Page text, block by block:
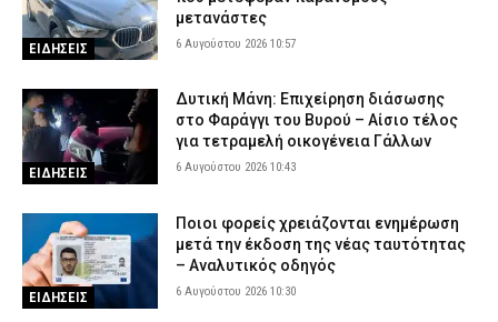
ΕΙΔΗΣΕΙΣ
μετανάστες
6 Αυγούστου 2026 10:57
ΕΙΔΗΣΕΙΣ
Δυτική Μάνη: Επιχείρηση διάσωσης
στο Φαράγγι του Βυρού – Αίσιο τέλος
για τετραμελή οικογένεια Γάλλων
6 Αυγούστου 2026 10:43
ΕΙΔΗΣΕΙΣ
Ποιοι φορείς χρειάζονται ενημέρωση
μετά την έκδοση της νέας ταυτότητας
– Αναλυτικός οδηγός
6 Αυγούστου 2026 10:30